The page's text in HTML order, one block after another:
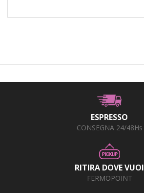
ESPRESSO
CONSEGNA 24/48Hs
RITIRA DOVE VUOI
FERMOPOINT